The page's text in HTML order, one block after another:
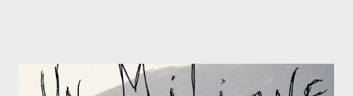
Dicevamo. Ed è da qui che il nostro inizia questo concept